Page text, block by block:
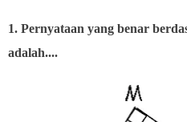
1. Pernyataan yang benar
adalah....